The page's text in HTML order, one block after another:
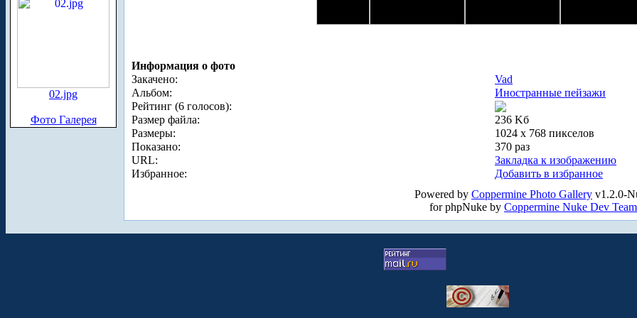
02.jpg
Фото Галерея
Информация о фото
Закачено:
Vad
Альбом:
Иностранные пейзажи
Рейтинг (6 голосов):
Размер файла:
236 Kб
Размеры:
1024 x 768 пикселов
Показано:
370 раз
URL:
Закладка к изображению
Избранное:
Добавить в избранное
Powered by Coppermine Photo Gallery v1.2.0-
for phpNuke by Coppermine Nuke Dev Team